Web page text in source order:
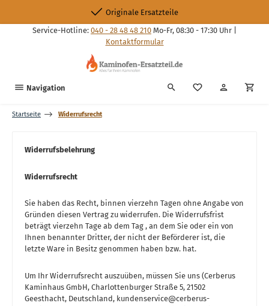
Originale Ersatzteile
Service-Hotline: 040 - 28 48 48 210 Mo-Fr, 08:30 - 17:30 Uhr |
Kontaktformular
Navigation Du hast 0
Startseite Widerrufsrecht
Widerrufsbelehrung
Widerrufsrecht
Sie haben das Recht, binnen vierzehn Tagen ohne Angabe von
Gründen diesen Vertrag zu widerrufen. Die Widerrufsfrist
beträgt vierzehn Tage ab dem Tag , an dem Sie oder ein von
Ihnen benannter Dritter, der nicht der Beförderer ist, die
letzte Ware in Besitz genommen haben bzw. hat.
Um Ihr Widerrufsrecht auszuüben, müssen Sie uns (Cerberus
Kaminhaus GmbH, Charlottenburger Straße 5, 21502
Geesthacht, Deutschland, kundenservice@cerberus-